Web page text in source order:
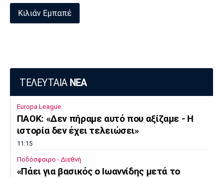
Κιλιάν Εμπαπέ
ΤΕΛΕΥΤΑΙΑ ΝΕΑ
Europa League
ΠΑΟΚ: «Δεν πήραμε αυτό που αξίζαμε - Η
ιστορία δεν έχει τελειώσει»
11:15
Ποδόσφαιρο - Διεθνή
«Πάει για βασικός ο Ιωαννίδης μετά το